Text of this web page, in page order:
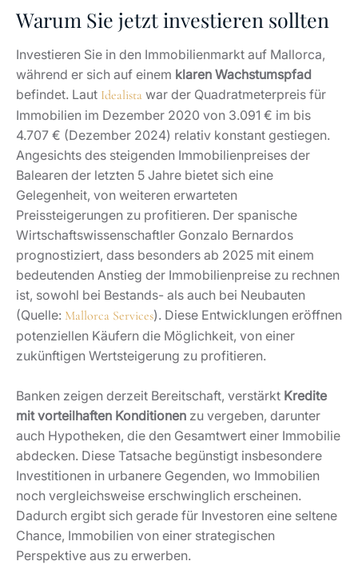
Warum Sie jetzt investieren sollten
Investieren Sie in den Immobilienmarkt auf Mallorca,
während er sich auf einem klaren Wachstumspfad
befindet. Laut Idealista war der Quadratmeterpreis für
Immobilien im Dezember 2020 von 3.091 € im bis
4.707 € (Dezember 2024) relativ konstant gestiegen.
Angesichts des steigenden Immobilienpreises der
Balearen der letzten 5 Jahre bietet sich eine
Gelegenheit, von weiteren erwarteten
Preissteigerungen zu profitieren. Der spanische
Wirtschaftswissenschaftler Gonzalo Bernardos
prognostiziert, dass besonders ab 2025 mit einem
bedeutenden Anstieg der Immobilienpreise zu rechnen
ist, sowohl bei Bestands- als auch bei Neubauten
(Quelle: Mallorca Services). Diese Entwicklungen eröffnen
potenziellen Käufern die Möglichkeit, von einer
zukünftigen Wertsteigerung zu profitieren.
Banken zeigen derzeit Bereitschaft, verstärkt Kredite
mit vorteilhaften Konditionen zu vergeben, darunter
auch Hypotheken, die den Gesamtwert einer Immobilie
abdecken. Diese Tatsache begünstigt insbesondere
Investitionen in urbanere Gegenden, wo Immobilien
noch vergleichsweise erschwinglich erscheinen.
Dadurch ergibt sich gerade für Investoren eine seltene
Chance, Immobilien von einer strategischen
Perspektive aus zu erwerben.